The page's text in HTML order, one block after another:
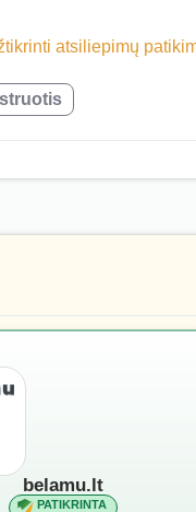
atsiliepimų
belamu.lt
PATIKRINTA